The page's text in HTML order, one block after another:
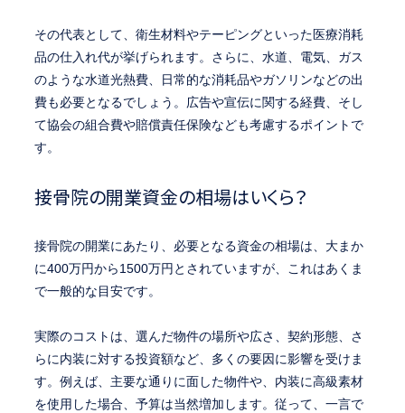
その代表として、衛生材料やテーピングといった医療消耗
品の仕入れ代が挙げられます。さらに、水道、電気、ガス
のような水道光熱費、日常的な消耗品やガソリンなどの出
費も必要となるでしょう。広告や宣伝に関する経費、そし
て協会の組合費や賠償責任保険なども考慮するポイントで
す。
接骨院の開業資金の相場はいくら？
接骨院の開業にあたり、必要となる資金の相場は、大まか
に400万円から1500万円とされていますが、これはあくま
で一般的な目安です。
実際のコストは、選んだ物件の場所や広さ、契約形態、さ
らに内装に対する投資額など、多くの要因に影響を受けま
す。例えば、主要な通りに面した物件や、内装に高級素材
を使用した場合、予算は当然増加します。従って、一言で